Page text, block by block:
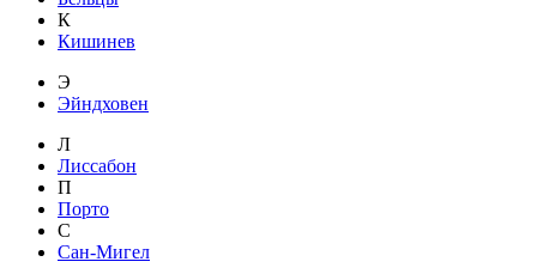
К
Кишинев
Э
Эйндховен
Л
Лиссабон
П
Порто
С
Сан-Мигел